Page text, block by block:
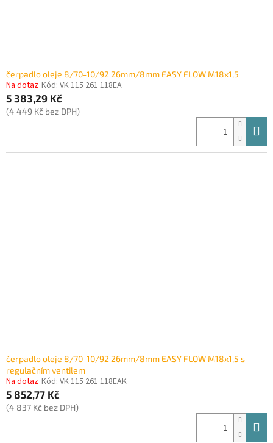
čerpadlo oleje 8/70-10/92 26mm/8mm EASY FLOW M18x1,5
Na dotaz Kód: VK 115 261 118EA
5 383,29 Kč
(4 449 Kč bez DPH)
čerpadlo oleje 8/70-10/92 26mm/8mm EASY FLOW M18x1,5 s
regulačním ventilem
Na dotaz Kód: VK 115 261 118EAK
5 852,77 Kč
(4 837 Kč bez DPH)